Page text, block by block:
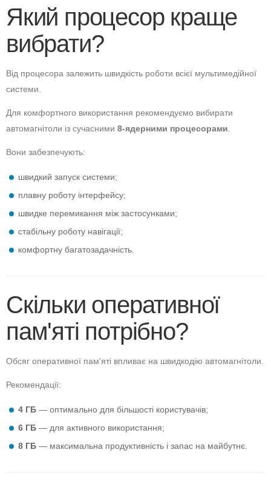
Який процесор краще
вибрати?
Від процесора залежить швидкість роботи всієї мультимедійної
системи.
Для комфортного використання рекомендуємо вибирати
автомагнітоли із сучасними 8-ядерними процесорами
Вони забезпечують:
швидкий запуск системи;
плавну роботу інтерфейсу;
швидке перемикання між застосунками;
стабільну роботу навігації;
комфортну багатозадачність.
Скільки оперативної
пам'яті потрібно?
Обсяг оперативної пам'яті впливає на швидкодію автомагнітоли.
Рекомендації:
4 ГБ — оптимально для більшості користувачів;
6 ГБ — для активного використання;
8 ГБ — максимальна продуктивність і запас на майбутнє.